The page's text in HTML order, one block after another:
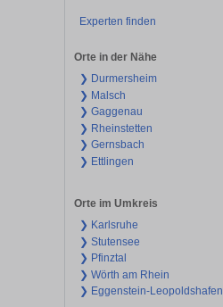
Experten finden
Orte in der Nähe
❯ Durmersheim
❯ Malsch
❯ Gaggenau
❯ Rheinstetten
❯ Gernsbach
❯ Ettlingen
Orte im Umkreis
❯ Karlsruhe
❯ Stutensee
❯ Pfinztal
❯ Wörth am Rhein
❯ Eggenstein-Leopoldshafen